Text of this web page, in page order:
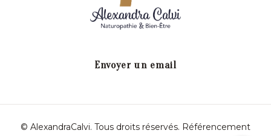
Envoyer un email
© AlexandraCalvi. Tous droits réservés. Référencement